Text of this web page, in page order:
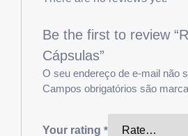
Be the first to review
Cápsulas”
O seu endereço de e-mail não
Campos obrigatórios são
Your rating *